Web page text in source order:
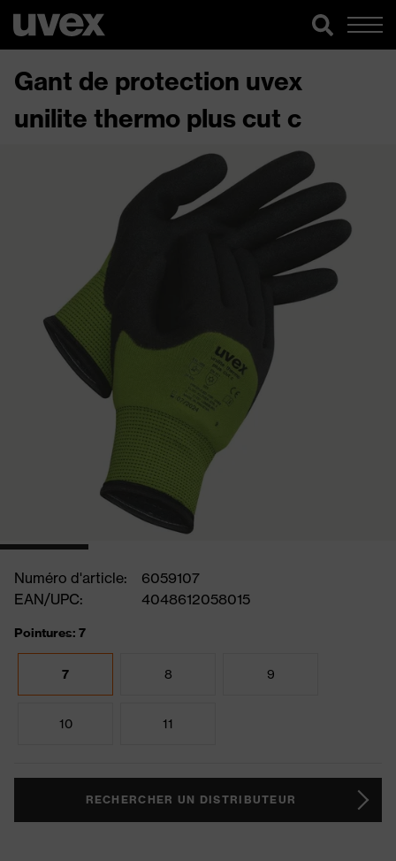
Gant de protection uvex
unilite thermo plus cut c
Numéro d'article:
6059107
EAN/UPC:
4048612058015
Pointures: 7
7 8 9
10 11
RECHERCHER UN DISTRIBUTEUR